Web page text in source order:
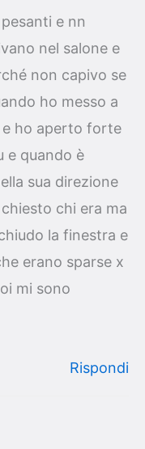
e nn
nel salone e
non capivo se
ho messo a
e ho aperto forte
e quando è
sua direzione
chi era ma
la finestra e
erano sparse x
mi sono
Rispondi